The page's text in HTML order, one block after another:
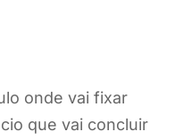
onde vai fixar
que vai concluir